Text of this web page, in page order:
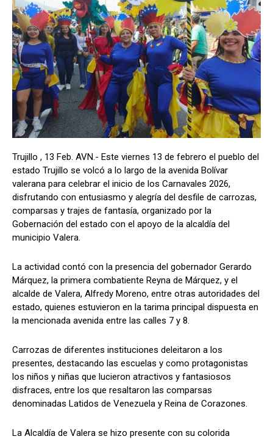
Trujillo , 13 Feb. AVN.- Este viernes 13 de febrero el pueblo del
estado Trujillo se volcó a lo largo de la avenida Bolívar
valerana para celebrar el inicio de los Carnavales 2026,
disfrutando con entusiasmo y alegría del desfile de carrozas,
comparsas y trajes de fantasía, organizado por la
Gobernación del estado con el apoyo de la alcaldía del
municipio Valera.
La actividad contó con la presencia del gobernador Gerardo
Márquez, la primera combatiente Reyna de Márquez, y el
alcalde de Valera, Alfredy Moreno, entre otras autoridades del
estado, quienes estuvieron en la tarima principal dispuesta en
la mencionada avenida entre las calles 7 y 8.
Carrozas de diferentes instituciones deleitaron a los
presentes, destacando las escuelas y como protagonistas
los niños y niñas que lucieron atractivos y fantasiosos
disfraces, entre los que resaltaron las comparsas
denominadas Latidos de Venezuela y Reina de Corazones.
La Alcaldía de Valera se hizo presente con su colorida